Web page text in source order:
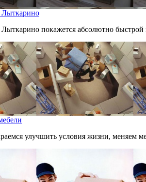
Лыткарино
Лыткарино покажется абсолютно
улучшить условия жизни, меняем